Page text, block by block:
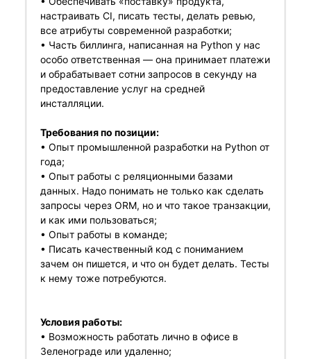
настраивать CI, писать тесты, делать ревью,
все атрибуты современной разработки;
• Часть биллинга, написанная на Python у нас
особо ответственная — она принимает платежи
и обрабатывает сотни запросов в секунду на
предоставление услуг на средней
инсталляции.
Требования по позиции:
• Опыт промышленной разработки на Python от
года;
• Опыт работы с реляционными базами
данных. Надо понимать не только как сделать
запросы через ORM, но и что такое транзакции,
и как ими пользоваться;
• Опыт работы в команде;
• Писать качественный код с пониманием
зачем он пишется, и что он будет делать. Тесты
к нему тоже потребуются.
Условия работы:
• Возможность работать лично в офисе в
Зеленограде или удаленно;